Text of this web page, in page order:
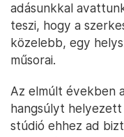
adásunkkal
teszi, hogy a
közelebb, egy
műsorai.
Az elmúlt években
hangsúlyt
stúdió ehhez ad